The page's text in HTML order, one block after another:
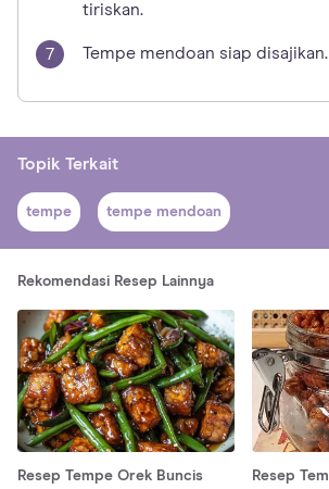
tiriskan.
Tempe mendoan siap disajikan.
Topik Terkait
tempe tempe mendoan
Rekomendasi Resep Lainnya
Resep Tempe Orek Buncis
Resep